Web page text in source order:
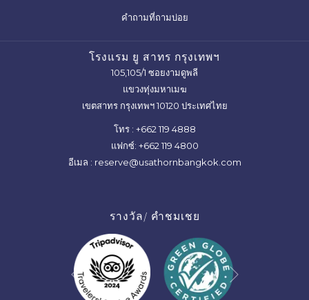
คำถามที่ถามบ่อย
โรงแรม ยู สาทร กรุงเทพฯ
105,105/1 ซอยงามดูพลี
แขวงทุ่งมหาเมฆ
เขตสาทร กรุงเทพฯ 10120 ประเทศไทย
โทร : +662 119 4888
แฟกซ์: +662 119 4800
อีเมล : reserve@usathornbangkok.com
รางวัล/ คำชมเชย
ก่อนหน้า